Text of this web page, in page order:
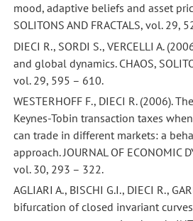
mood, adaptive beliefs and asset
SOLITONS AND FRACTALS, vol. 29,
DIECI R., SORDI S., VERCELLI A.
and global dynamics. CHAOS,
vol. 29, 595 – 610.
WESTERHOFF F., DIECI R. (2006).
Keynes-Tobin transaction taxes
can trade in different markets: a
approach. JOURNAL OF ECONOMIC
vol. 30, 293 – 322.
AGLIARI A., BISCHI G.I., DIECI R.,
bifurcation of closed invariant